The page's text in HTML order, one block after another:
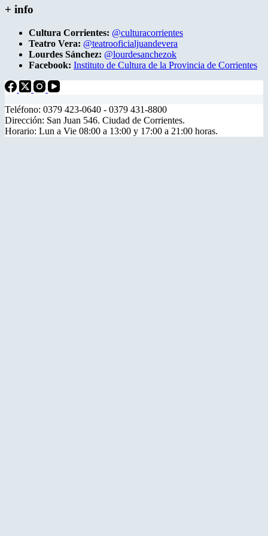
+ info
Cultura Corrientes: @culturacorrientes
Teatro Vera: @teatrooficialjuandevera
Lourdes Sánchez: @lourdesanchezok
Facebook: Instituto de Cultura de la Provincia de Corrientes
Teléfono: 0379 423-0640 - 0379 431-8800
Dirección: San Juan 546. Ciudad de Corrientes.
Horario: Lun a Vie 08:00 a 13:00 y 17:00 a 21:00 horas.